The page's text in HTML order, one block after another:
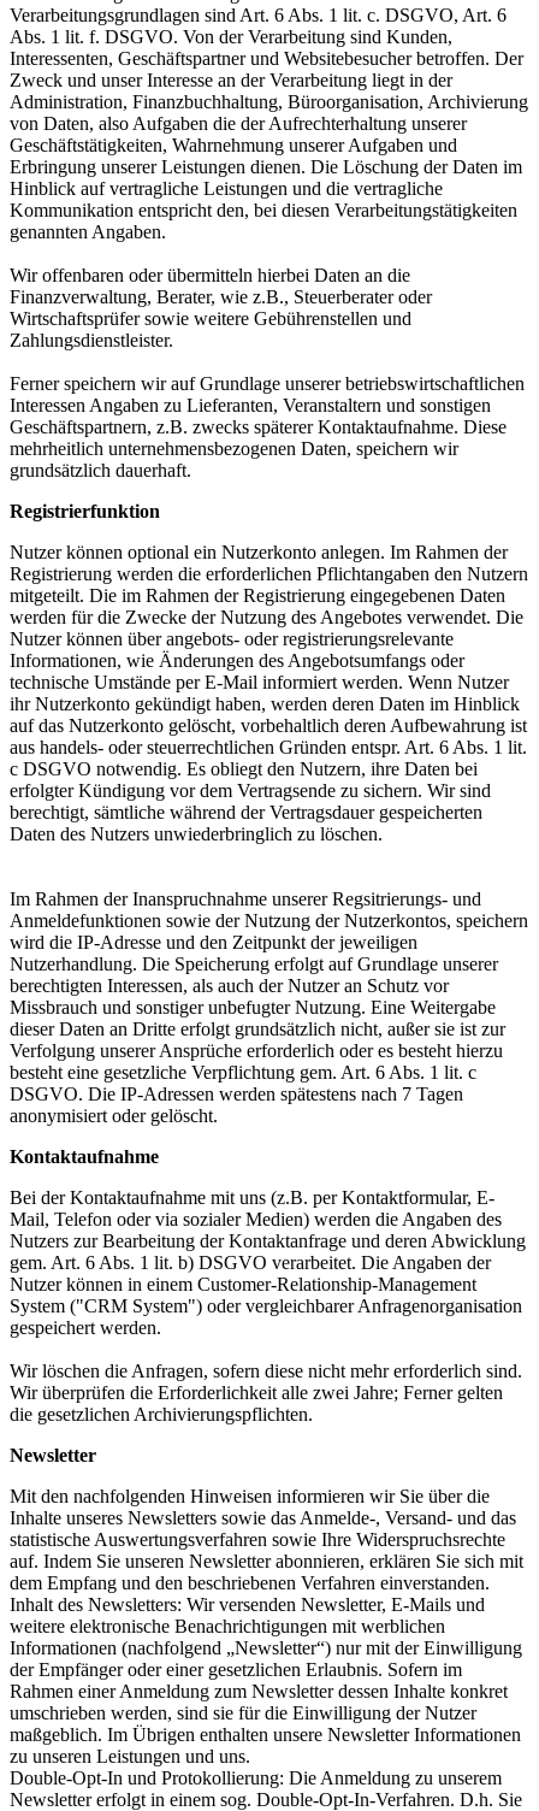
Verarbeitungsgrundlagen sind Art. 6 Abs. 1 lit. c. DSGVO, Art. 6
Abs. 1 lit. f. DSGVO. Von der Verarbeitung sind Kunden,
Interessenten, Geschäftspartner und Websitebesucher betroffen. Der
Zweck und unser Interesse an der Verarbeitung liegt in der
Administration, Finanzbuchhaltung, Büroorganisation, Archivierung
von Daten, also Aufgaben die der Aufrechterhaltung unserer
Geschäftstätigkeiten, Wahrnehmung unserer Aufgaben und
Erbringung unserer Leistungen dienen. Die Löschung der Daten im
Hinblick auf vertragliche Leistungen und die vertragliche
Kommunikation entspricht den, bei diesen Verarbeitungstätigkeiten
genannten Angaben.
Wir offenbaren oder übermitteln hierbei Daten an die
Finanzverwaltung, Berater, wie z.B., Steuerberater oder
Wirtschaftsprüfer sowie weitere Gebührenstellen und
Zahlungsdienstleister.
Ferner speichern wir auf Grundlage unserer betriebswirtschaftlichen
Interessen Angaben zu Lieferanten, Veranstaltern und sonstigen
Geschäftspartnern, z.B. zwecks späterer Kontaktaufnahme. Diese
mehrheitlich unternehmensbezogenen Daten, speichern wir
grundsätzlich dauerhaft.
Registrierfunktion
Nutzer können optional ein Nutzerkonto anlegen. Im Rahmen der
Registrierung werden die erforderlichen Pflichtangaben den Nutzern
mitgeteilt. Die im Rahmen der Registrierung eingegebenen Daten
werden für die Zwecke der Nutzung des Angebotes verwendet. Die
Nutzer können über angebots- oder registrierungsrelevante
Informationen, wie Änderungen des Angebotsumfangs oder
technische Umstände per E-Mail informiert werden. Wenn Nutzer
ihr Nutzerkonto gekündigt haben, werden deren Daten im Hinblick
auf das Nutzerkonto gelöscht, vorbehaltlich deren Aufbewahrung ist
aus handels- oder steuerrechtlichen Gründen entspr. Art. 6 Abs. 1 lit.
c DSGVO notwendig. Es obliegt den Nutzern, ihre Daten bei
erfolgter Kündigung vor dem Vertragsende zu sichern. Wir sind
berechtigt, sämtliche während der Vertragsdauer gespeicherten
Daten des Nutzers unwiederbringlich zu löschen.
Im Rahmen der Inanspruchnahme unserer Regsitrierungs- und
Anmeldefunktionen sowie der Nutzung der Nutzerkontos, speichern
wird die IP-Adresse und den Zeitpunkt der jeweiligen
Nutzerhandlung. Die Speicherung erfolgt auf Grundlage unserer
berechtigten Interessen, als auch der Nutzer an Schutz vor
Missbrauch und sonstiger unbefugter Nutzung. Eine Weitergabe
dieser Daten an Dritte erfolgt grundsätzlich nicht, außer sie ist zur
Verfolgung unserer Ansprüche erforderlich oder es besteht hierzu
besteht eine gesetzliche Verpflichtung gem. Art. 6 Abs. 1 lit. c
DSGVO. Die IP-Adressen werden spätestens nach 7 Tagen
anonymisiert oder gelöscht.
Kontaktaufnahme
Bei der Kontaktaufnahme mit uns (z.B. per Kontaktformular, E-
Mail, Telefon oder via sozialer Medien) werden die Angaben des
Nutzers zur Bearbeitung der Kontaktanfrage und deren Abwicklung
gem. Art. 6 Abs. 1 lit. b) DSGVO verarbeitet. Die Angaben der
Nutzer können in einem Customer-Relationship-Management
System ("CRM System") oder vergleichbarer Anfragenorganisation
gespeichert werden.
Wir löschen die Anfragen, sofern diese nicht mehr erforderlich sind.
Wir überprüfen die Erforderlichkeit alle zwei Jahre; Ferner gelten
die gesetzlichen Archivierungspflichten.
Newsletter
Mit den nachfolgenden Hinweisen informieren wir Sie über die
Inhalte unseres Newsletters sowie das Anmelde-, Versand- und das
statistische Auswertungsverfahren sowie Ihre Widerspruchsrechte
auf. Indem Sie unseren Newsletter abonnieren, erklären Sie sich mit
dem Empfang und den beschriebenen Verfahren einverstanden.
Inhalt des Newsletters: Wir versenden Newsletter, E-Mails und
weitere elektronische Benachrichtigungen mit werblichen
Informationen (nachfolgend „Newsletter“) nur mit der Einwilligung
der Empfänger oder einer gesetzlichen Erlaubnis. Sofern im
Rahmen einer Anmeldung zum Newsletter dessen Inhalte konkret
umschrieben werden, sind sie für die Einwilligung der Nutzer
maßgeblich. Im Übrigen enthalten unsere Newsletter Informationen
zu unseren Leistungen und uns.
Double-Opt-In und Protokollierung: Die Anmeldung zu unserem
Newsletter erfolgt in einem sog. Double-Opt-In-Verfahren. D.h. Sie